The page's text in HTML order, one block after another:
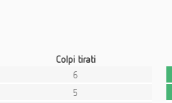
Colpi tirati
6
5